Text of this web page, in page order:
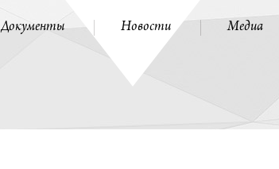
Документы Новости Медиа